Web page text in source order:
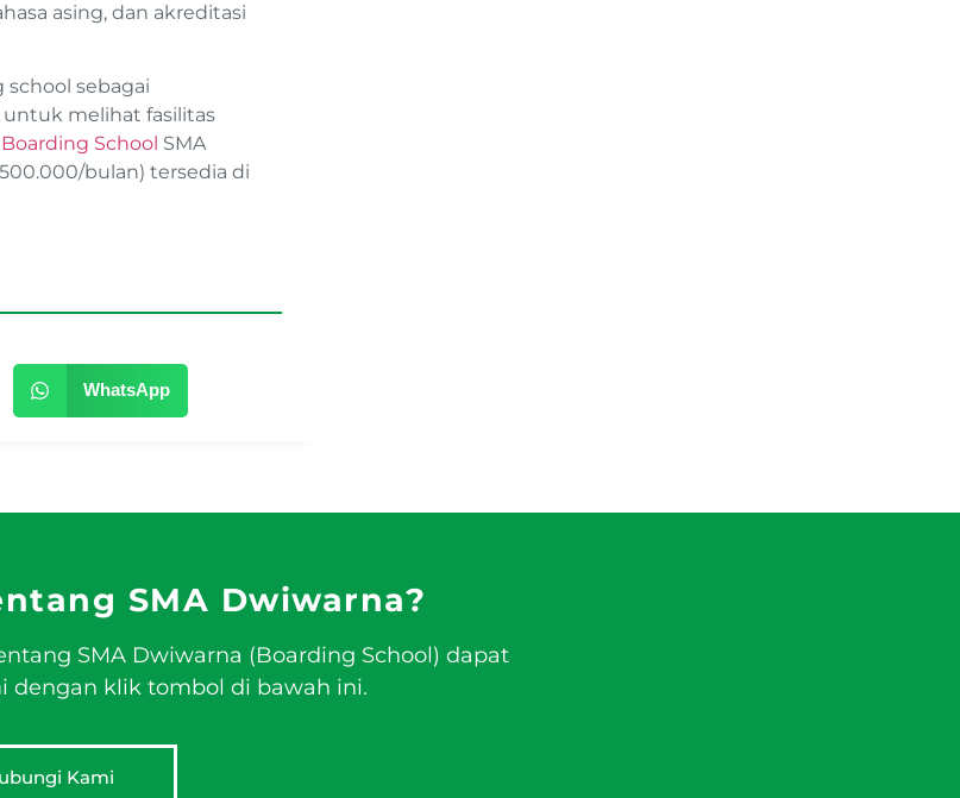
asing, dan akreditasi
sebagai
melihat fasilitas
School SMA
bulan) tersedia di
WhatsApp
SMA Dwiwarna?
SMA Dwiwarna (Boarding School) dapat
klik tombol di bawah ini.
Kami